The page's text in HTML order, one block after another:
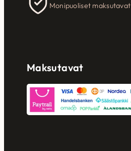
Monipuoliset maksutavat
Maksutavat